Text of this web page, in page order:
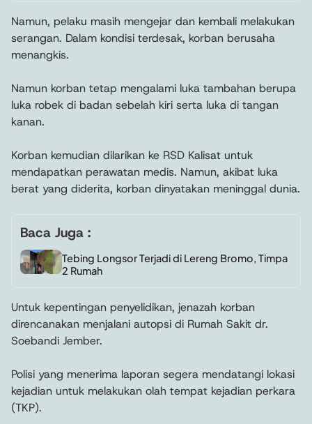
Namun, pelaku masih mengejar dan kembali melakukan
serangan. Dalam kondisi terdesak, korban berusaha
menangkis.
Namun korban tetap mengalami luka tambahan berupa
luka robek di badan sebelah kiri serta luka di tangan
kanan.
Korban kemudian dilarikan ke RSD Kalisat untuk
mendapatkan perawatan medis. Namun, akibat luka
berat yang diderita, korban dinyatakan meninggal dunia.
Baca Juga :
Tebing Longsor Terjadi di Lereng Bromo, Timpa
2 Rumah
Untuk kepentingan penyelidikan, jenazah korban
direncanakan menjalani autopsi di Rumah Sakit dr.
Soebandi Jember.
Polisi yang menerima laporan segera mendatangi lokasi
kejadian untuk melakukan olah tempat kejadian perkara
(TKP).